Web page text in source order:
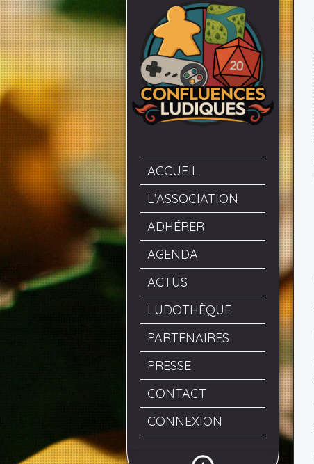
ACCUEIL
L’ASSOCIATION
ADHÉRER
AGENDA
ACTUS
LUDOTHÈQUE
PARTENAIRES
PRESSE
CONTACT
CONNEXION